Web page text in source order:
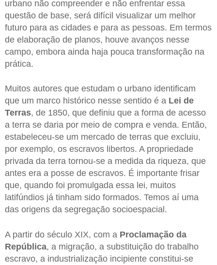
urbano não compreender e não enfrentar essa
questão de base, será difícil visualizar um melhor
futuro para as cidades e para as pessoas. Em termos
de elaboração de planos, houve avanços nesse
campo, embora ainda haja pouca transformação na
prática.
Muitos autores que estudam o urbano identificam
que um marco histórico nesse sentido é a Lei de
Terras, de 1850, que definiu que a forma de acesso
a terra se daria por meio de compra e venda. Então,
estabeleceu-se um mercado de terras que excluiu,
por exemplo, os escravos libertos. A propriedade
privada da terra tornou-se a medida da riqueza, que
antes era a posse de escravos. É importante frisar
que, quando foi promulgada essa lei, muitos
latifúndios já tinham sido formados. Temos aí uma
das origens da segregação socioespacial.
A partir do século XIX, com a Proclamação da
República, a migração, a substituição do trabalho
escravo, a industrialização incipiente constitui-se